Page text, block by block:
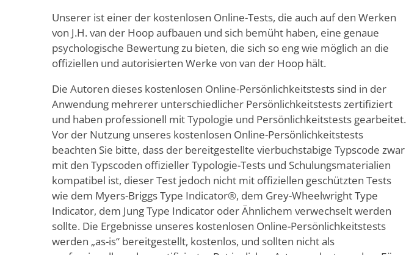
Unserer ist einer der kostenlosen Online-Tests, die auch auf den Werken
von J.H. van der Hoop aufbauen und sich bemüht haben, eine genaue
psychologische Bewertung zu bieten, die sich so eng wie möglich an die
offiziellen und autorisierten Werke von van der Hoop hält.
Die Autoren dieses kostenlosen Online-Persönlichkeitstests sind in der
Anwendung mehrerer unterschiedlicher Persönlichkeitstests zertifiziert
und haben professionell mit Typologie und Persönlichkeitstests gearbeitet.
Vor der Nutzung unseres kostenlosen Online-Persönlichkeitstests
beachten Sie bitte, dass der bereitgestellte vierbuchstabige Typscode zwar
mit den Typscoden offizieller Typologie-Tests und Schulungsmaterialien
kompatibel ist, dieser Test jedoch nicht mit offiziellen geschützten Tests
wie dem Myers-Briggs Type Indicator®, dem Grey-Wheelwright Type
Indicator, dem Jung Type Indicator oder Ähnlichem verwechselt werden
sollte. Die Ergebnisse unseres kostenlosen Online-Persönlichkeitstests
werden „as-is“ bereitgestellt, kostenlos, und sollten nicht als